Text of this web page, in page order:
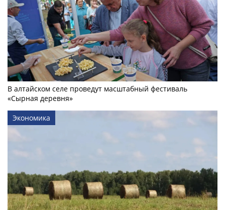
В алтайском селе проведут масштабный фестиваль
«Сырная деревня»
Экономика